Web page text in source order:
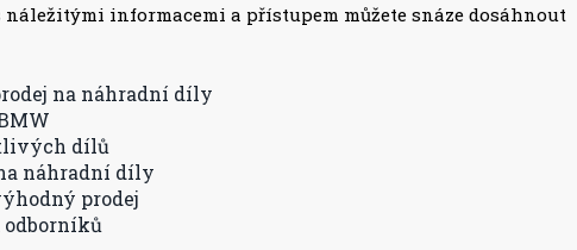
náležitými informacemi a přístupem můžete snáze dosáhnout
na náhradní díly
dílů
náhradní díly
prodej